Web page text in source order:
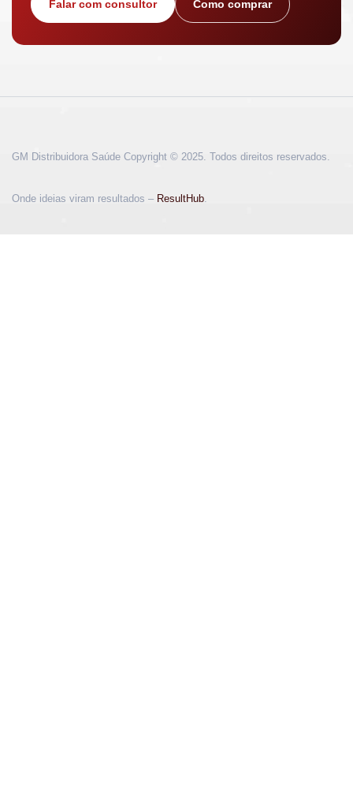
Falar com consultor Como comprar
GM Distribuidora Saúde Copyright © 2025. Todos direitos reservados.
Onde ideias viram resultados – ResultHub.